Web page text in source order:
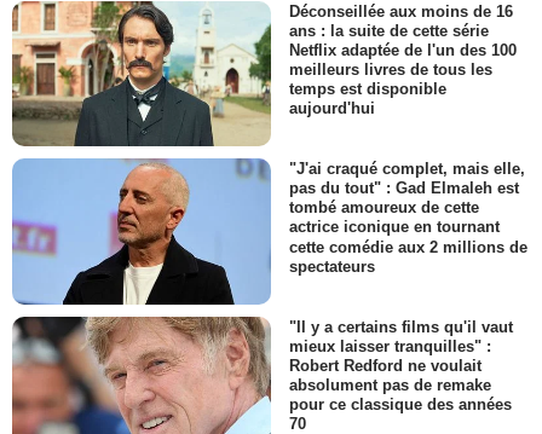
Déconseillée aux moins de 16
ans : la suite de cette série
Netflix adaptée de l'un des 100
meilleurs livres de tous les
temps est disponible
aujourd'hui
"J'ai craqué complet, mais elle,
pas du tout" : Gad Elmaleh est
tombé amoureux de cette
actrice iconique en tournant
cette comédie aux 2 millions de
spectateurs
"Il y a certains films qu'il vaut
mieux laisser tranquilles" :
Robert Redford ne voulait
absolument pas de remake
pour ce classique des années
70